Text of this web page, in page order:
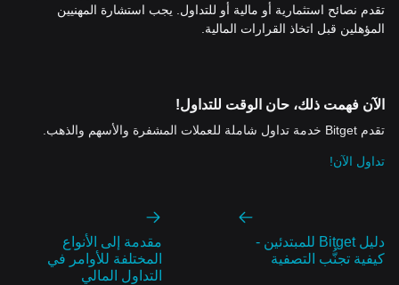
تقدم نصائح استثمارية أو مالية أو للتداول. يجب استشارة المهنيين
المؤهلين قبل اتخاذ القرارات المالية.
الآن فهمت ذلك، حان الوقت للتداول!
تقدم Bitget خدمة تداول شاملة للعملات المشفرة والأسهم والذهب.
تداول الآن!
دليل Bitget للمبتدئين -
كيفية تجنُّب التصفية
مقدمة إلى الأنواع
المختلفة للأوامر في
التداول المالي